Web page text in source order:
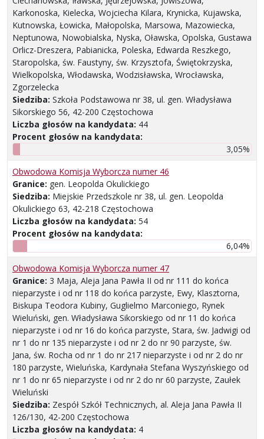
Karkonoska, Kielecka, Wojciecha Kilara, Krynicka, Kujawska,
Kutnowska, Łowicka, Małopolska, Marsowa, Mazowiecka,
Neptunowa, Nowobialska, Nyska, Oławska, Opolska, Gustawa
Orlicz-Dreszera, Pabianicka, Poleska, Edwarda Reszkego,
Staropolska, św. Faustyny, św. Krzysztofa, Świętokrzyska,
Wielkopolska, Włodawska, Wodzisławska, Wrocławska,
Zgorzelecka
Siedziba: Szkoła Podstawowa nr 38, ul. gen. Władysława
Sikorskiego 56, 42-200 Częstochowa
Liczba głosów na kandydata: 44
Procent głosów na kandydata:
3,05%
Obwodowa Komisja Wyborcza numer 46
Granice: gen. Leopolda Okulickiego
Siedziba: Miejskie Przedszkole nr 38, ul. gen. Leopolda
Okulickiego 63, 42-218 Częstochowa
Liczba głosów na kandydata: 54
Procent głosów na kandydata:
6,04%
Obwodowa Komisja Wyborcza numer 47
Granice: 3 Maja, Aleja Jana Pawła II od nr 111 do końca
nieparzyste i od nr 118 do końca parzyste, Ewy, Klasztorna,
Biskupa Teodora Kubiny, Guglielmo Marconiego, Rynek
Wieluński, gen. Władysława Sikorskiego od nr 11 do końca
nieparzyste i od nr 16 do końca parzyste, Stara, św. Jadwigi od
nr 1 do nr 135 nieparzyste i od nr 2 do nr 90 parzyste, św.
Jana, św. Rocha od nr 1 do nr 217 nieparzyste i od nr 2 do nr
180 parzyste, Wieluńska, Kardynała Stefana Wyszyńskiego od
nr 1 do nr 65 nieparzyste i od nr 2 do nr 60 parzyste, Zaułek
Wieluński
Siedziba: Zespół Szkół Technicznych, al. Aleja Jana Pawła II
126/130, 42-200 Częstochowa
Liczba głosów na kandydata: 4